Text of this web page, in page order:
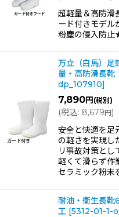
超軽量＆高防滑
ード付きモデ
粉塵の侵入防
万立（白馬）足
量・高防滑長靴
dp_107910]
7,890円 (税別)
(税込: 8,679円)
安全と快適を足
の軽さを実現し
リ事故対策とし
軽くて滑らず作
セラミック粉末
耐油・衛生長
工 [5312-01-1-